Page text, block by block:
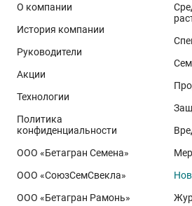
Эти результаты особенно
условий Приволжского
демонстрируют, что потенциал
реализуется при грамотном
технологией: сбалансированном
питании, эффективной защите
относится к новому поколению
биотипа озимой пшеницы. Это
департамента селекции и
О компании
История компании
Руководители
Акции
Технологии
Политика
конфиденциальности
ООО «Бетагран Семена»
ООО «СоюзСемСвекла»
ООО «Бетагран Рамонь»